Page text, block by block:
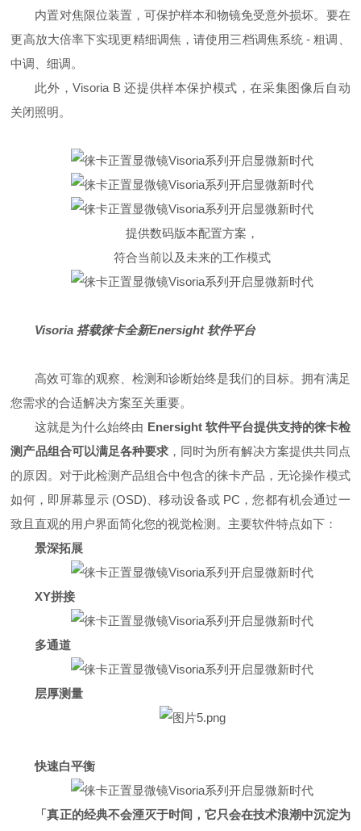
内置对焦限位装置，可保护样本和物镜免受意外损坏。要在
更高放大倍率下实现更精细调焦，请使用三档调焦系统 - 粗调、
中调、细调。
此外，Visoria B 还提供样本保护模式，在采集图像后自动
关闭照明。
提供数码版本配置方案，
符合当前以及未来的工作模式
Visoria 搭载徕卡全新Enersight 软件平台
高效可靠的观察、检测和诊断始终是我们的目标。拥有满足
您需求的合适解决方案至关重要。
这就是为什么始终由 Enersight 软件平台提供支持的徕卡检
测产品组合可以满足各种要求，同时为所有解决方案提供共同点
的原因。对于此检测产品组合中包含的徕卡产品，无论操作模式
如何，即屏幕显示 (OSD)、移动设备或 PC，您都有机会通过一
致且直观的用户界面简化您的视觉检测。主要软件特点如下：
景深拓展
XY拼接
多通道
层厚测量
快速白平衡
「真正的经典不会湮灭于时间，它只会在技术浪潮中沉淀为